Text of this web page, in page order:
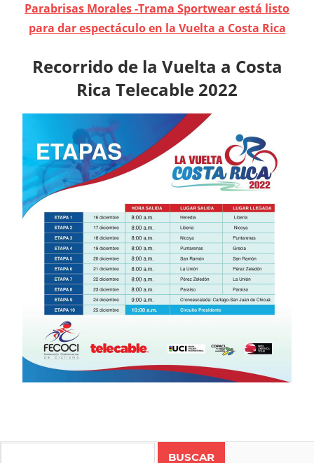
Parabrisas Morales -Trama Sportwear está listo
para dar espectáculo en la Vuelta a Costa Rica
Recorrido de la Vuelta a Costa
Rica Telecable 2022